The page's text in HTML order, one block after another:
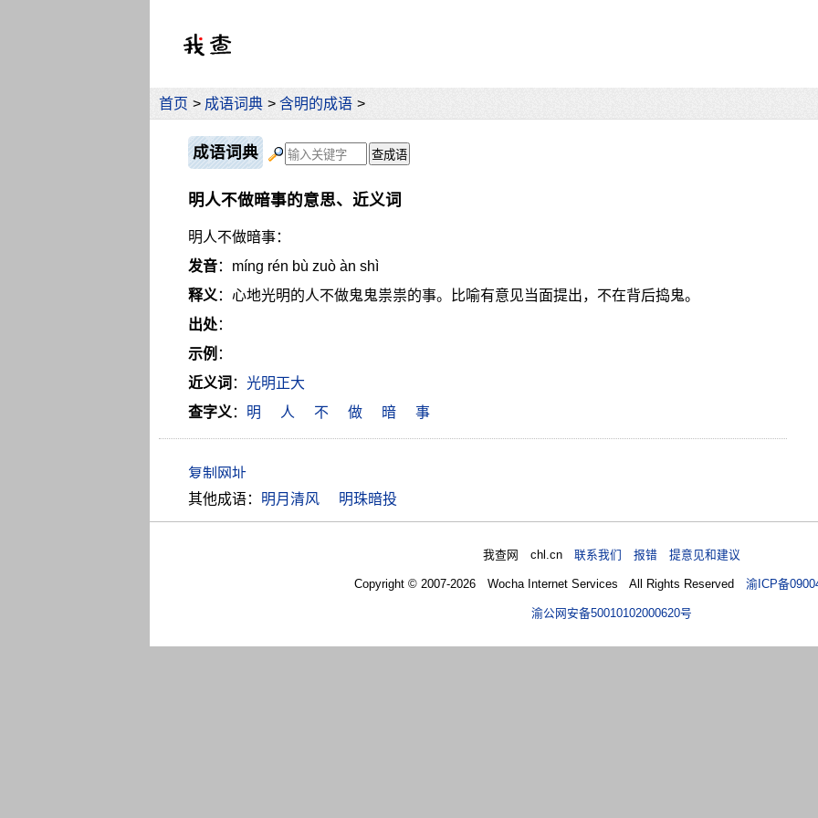
首页 > 成语词典 > 含明的成语 >
成语词典
明人不做暗事的意思、近义词
明人不做暗事：
发音：míng rén bù zuò àn shì
释义：心地光明的人不做鬼鬼祟祟的事。比喻有意见当面提出，不在背后捣鬼。
出处：
示例 ：
近义词 ： 光明正大
查字义： 明 人 不 做 暗 事
其他成语： 明月清风 明珠暗投
我查网 chl.cn联系我们 报错 提意见和建议
Copyright © 2007-2026 Wocha Internet Services All Rights Reserved渝ICP备
渝公网安备50010102000620号